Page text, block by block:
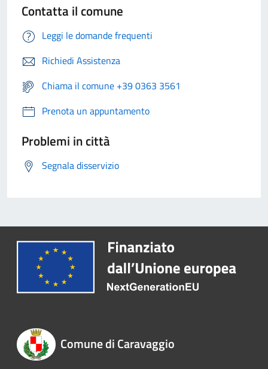
Contatta il comune
Leggi le domande frequenti
Richiedi Assistenza
Chiama il comune +39 0363 3561
Prenota un appuntamento
Problemi in città
Segnala disservizio
Comune di Caravaggio